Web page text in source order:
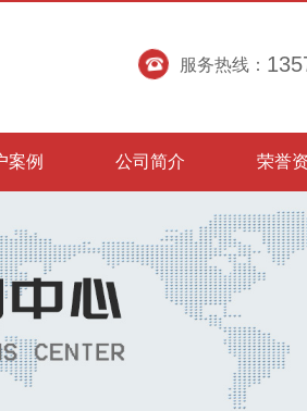
服务热线：
案例 公司简介 荣誉